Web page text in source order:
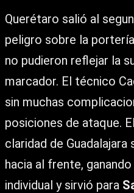
Querétaro salió al
peligro sobre la
no pudieron reflejar la
marcador. El técnico
sin muchas
posiciones de ataque.
claridad de
hacia al frente,
individual y sirvió para